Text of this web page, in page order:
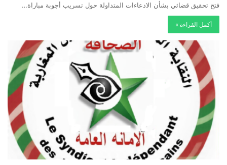
فتح تحقيق قضائي بشأن الادعاءات المتداولة حول تسريب أجوبة مباراة…
أكمل القراءة »